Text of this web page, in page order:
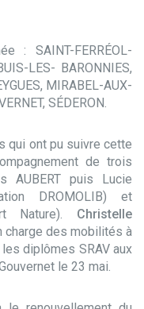
: SAINT-FERRÉOL-
LES- BARONNIES,
MIRABEL-AUX-
SÉDERON.
qui ont pu suivre cette
de trois
AUBERT puis Lucie
DROMOLIB) et
Nature). Christelle
charge des mobilités à
diplômes SRAV aux
le 23 mai.